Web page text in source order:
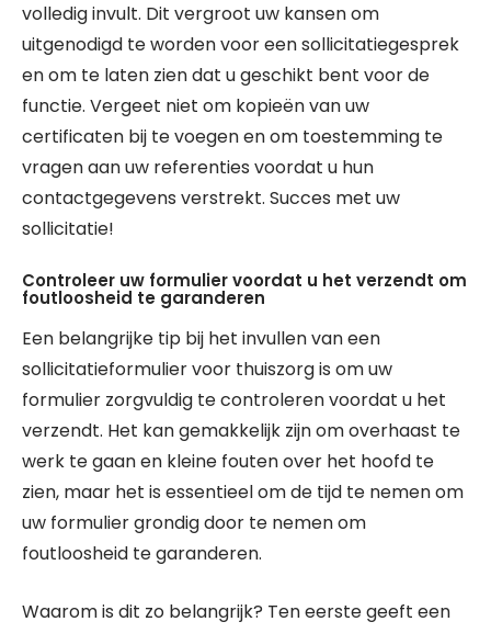
volledig invult. Dit vergroot uw kansen om
uitgenodigd te worden voor een sollicitatiegesprek
en om te laten zien dat u geschikt bent voor de
functie. Vergeet niet om kopieën van uw
certificaten bij te voegen en om toestemming te
vragen aan uw referenties voordat u hun
contactgegevens verstrekt. Succes met uw
sollicitatie!
Controleer uw formulier voordat u het verzendt om
foutloosheid te garanderen
Een belangrijke tip bij het invullen van een
sollicitatieformulier voor thuiszorg is om uw
formulier zorgvuldig te controleren voordat u het
verzendt. Het kan gemakkelijk zijn om overhaast te
werk te gaan en kleine fouten over het hoofd te
zien, maar het is essentieel om de tijd te nemen om
uw formulier grondig door te nemen om
foutloosheid te garanderen.
Waarom is dit zo belangrijk? Ten eerste geeft een